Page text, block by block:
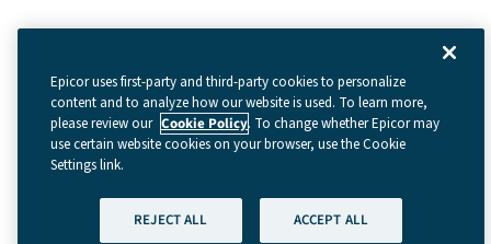
Cookie Settings
Polityka prywatności
Epicor uses first-party and third-party cookies to personalize
content and to analyze how our website is used. To learn more,
please review our Cookie Policy. To change whether Epicor may
use certain website cookies on your browser, use the Cookie
Settings link.
REJECT ALL ACCEPT ALL